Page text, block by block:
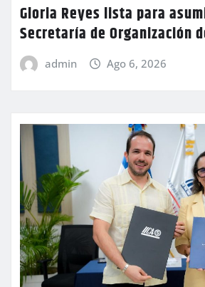
Gloria Reyes lista para
Secretaría de Organización
admin Ago 6, 2026